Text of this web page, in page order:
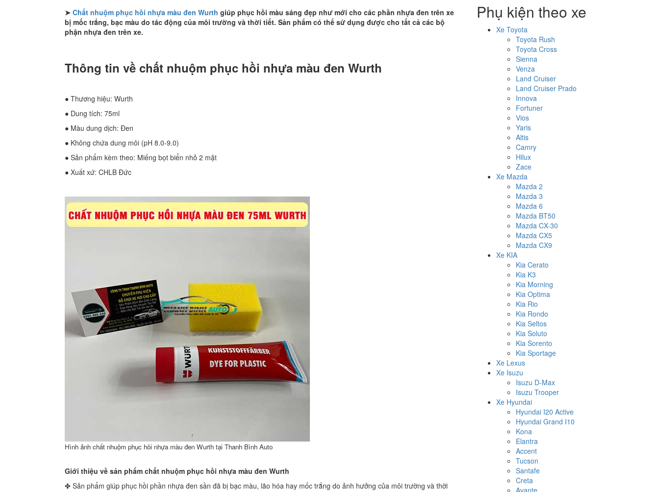
lượng
➤ Chất nhuộm phục hồi nhựa màu đen Wurth giúp phục hồi màu sáng đẹp như mới cho các phần nhựa đen trên xe
bị mốc trắng, bạc màu do tác động của môi trường và thời tiết. Sản phẩm có thể sử dụng được cho tất cả các bộ
phận nhựa đen trên xe.
Thông tin về chất nhuộm phục hồi nhựa màu đen Wurth
● Thương hiệu: Wurth
● Dung tích: 75ml
● Màu dung dịch: Đen
● Không chứa dung môi (pH 8.0-9.0)
● Sản phẩm kèm theo: Miếng bọt biển nhỏ 2 mặt
● Xuất xứ: CHLB Đức
Hình ảnh chất nhuộm phục hồi nhựa màu đen Wurth tại Thanh Bình Auto
Giới thiệu về sản phẩm chất nhuộm phục hồi nhựa màu đen Wurth
✤ Sản phẩm giúp phục hồi phần nhựa đen sần đã bị bạc màu, lão hóa hay mốc trắng do ảnh hưởng của môi trường và thời
Phụ kiện theo xe
Xe Toyota
Toyota Rush
Toyota Cross
Sienna
Venza
Land Cruiser
Land Cruiser Prado
Innova
Fortuner
Vios
Yaris
Altis
Camry
Hilux
Zace
Xe Mazda
Mazda 2
Mazda 3
Mazda 6
Mazda BT50
Mazda CX-30
Mazda CX5
Mazda CX9
Xe KIA
Kia Cerato
Kia K3
Kia Morning
Kia Optima
Kia Rio
Kia Rondo
Kia Seltos
Kia Soluto
Kia Sorento
Kia Sportage
Xe Lexus
Xe Isuzu
Isuzu D-Max
Isuzu Trooper
Xe Hyundai
Hyundai I20 Active
Hyundai Grand I10
Kona
Elantra
Accent
Tucson
Santafe
Creta
Avante